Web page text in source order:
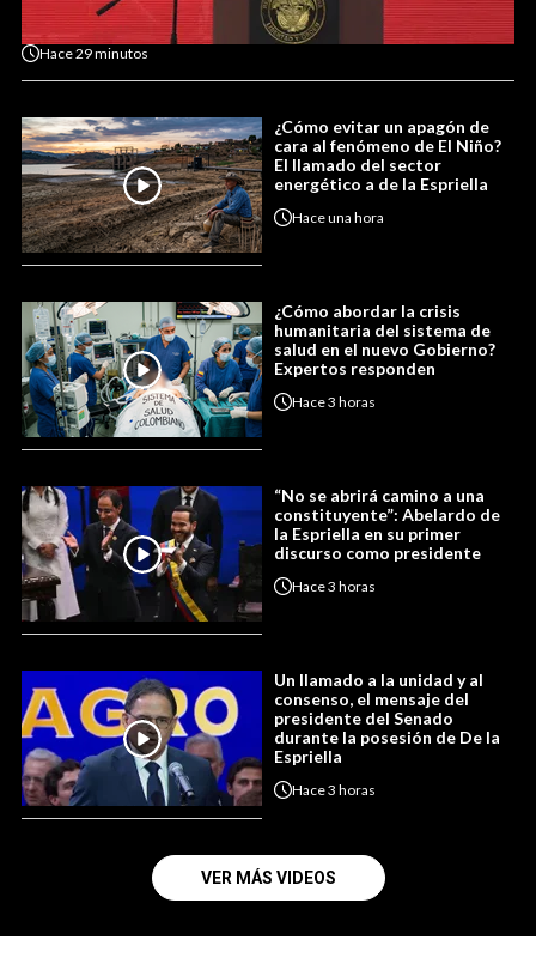
Hace29 minutos
¿Cómo evitar un apagón de
cara al fenómeno de El Niño?
El llamado del sector
energético a de la Espriella
Haceuna hora
¿Cómo abordar la crisis
humanitaria del sistema de
salud en el nuevo Gobierno?
Expertos responden
Hace3 horas
“No se abrirá camino a una
constituyente”: Abelardo de
la Espriella en su primer
discurso como presidente
Hace3 horas
Un llamado a la unidad y al
consenso, el mensaje del
presidente del Senado
durante la posesión de De la
Espriella
Hace3 horas
VER MÁS VIDEOS